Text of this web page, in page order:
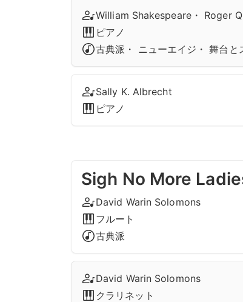
William Shakespeare・ Roger
ピアノ
古典派・ ニューエイジ・ 舞台と
Sally K. Albrecht
ピアノ
Sigh No More
David Warin Solomons
フルート
古典派
David Warin Solomons
クラリネット